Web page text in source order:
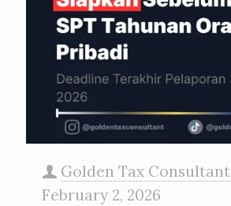
Golden Tax Consultant
February 2, 2026